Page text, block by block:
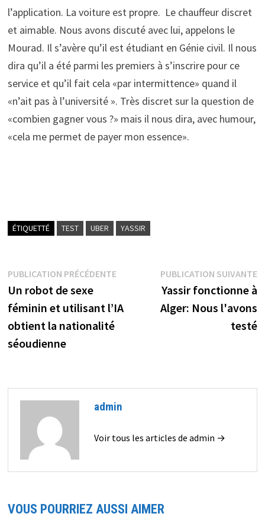
l’application. La voiture est propre. Le chauffeur discret
et aimable. Nous avons discuté avec lui, appelons le
Mourad. Il s’avère qu’il est étudiant en Génie civil. Il nous
dira qu’il a été parmi les premiers à s’inscrire pour ce
service et qu’il fait cela «par intermittence» quand il
«n’ait pas à l’université ». Très discret sur la question de
«combien gagner vous ?» mais il nous dira, avec humour,
«cela me permet de payer mon essence».
ÉTIQUETTÉ TEST UBER YASSIR
Navigation
de
l’article
PUBLICATION PRÉCÉDENTEPublication
précédente :
Un robot de sexe
féminin et utilisant l’IA
obtient la nationalité
séoudienne
PUBLICATION SUIVANTE
Yassir fonctionne à
Alger: Nous l'avons
testé
admin
Voir tous les articles de admin →
VOUS POURRIEZ AUSSI AIMER